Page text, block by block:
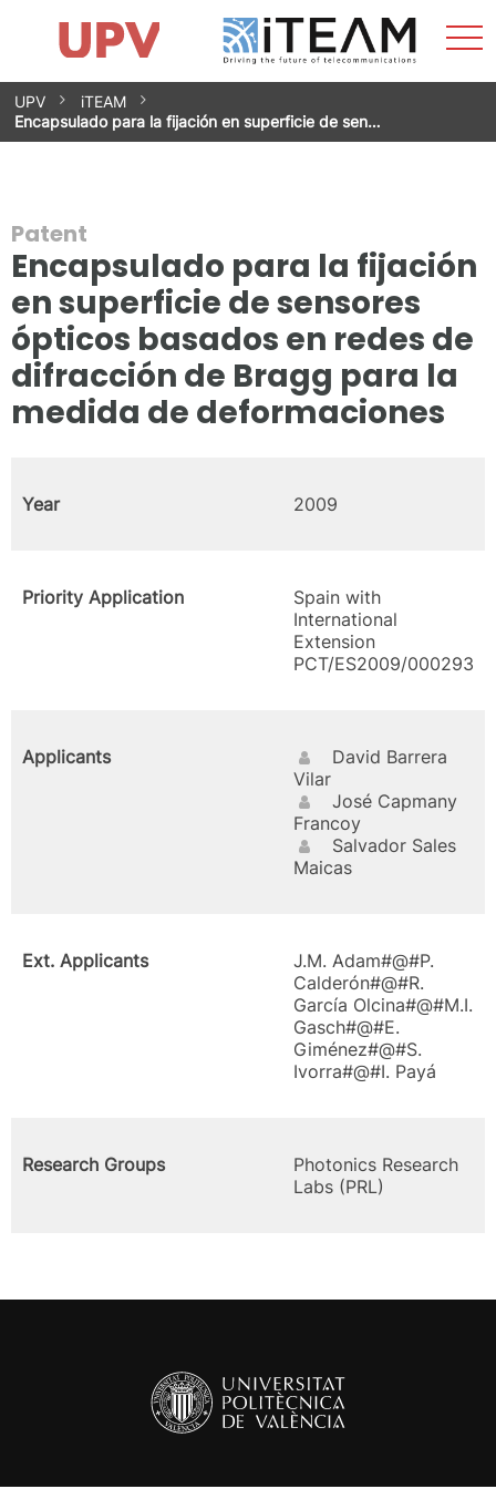
Skip
to
content
Research Impact
Research Groups
Facilities
Spin-offs
Contact
Internships
News
Equality Unit
UPV
iTEAM
Encapsulado para la fijación en superficie de sen…
Patent
Encapsulado para la fijación
en superficie de sensores
ópticos basados en redes de
difracción de Bragg para la
medida de deformaciones
Year 2009
Priority Application
Spain with
International
Extension
PCT/ES2009/000293
Applicants
David Barrera
Vilar
José Capmany
Francoy
Salvador Sales
Maicas
Ext. Applicants
J.M. Adam#@#P.
Calderón#@#R.
García Olcina#@#M.I.
Gasch#@#E.
Giménez#@#S.
Ivorra#@#I. Payá
Research Groups
Photonics Research
Labs (PRL)